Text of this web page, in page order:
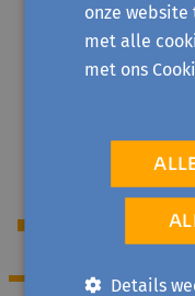
Sociale prijs
Je hebt een
Begeleiding
onze
met alle
met ons
Details